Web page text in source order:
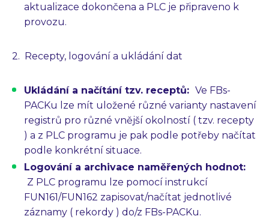
aktualizace dokončena a PLC je připraveno k
provozu.
2. Recepty, logování a ukládání dat
Ukládání a načítání tzv. receptů: Ve FBs-
PACKu lze mít uložené různé varianty nastavení
registrů pro různé vnější okolností ( tzv. recepty
) a z PLC programu je pak podle potřeby načítat
podle konkrétní situace.
Logování a archivace naměřených hodnot:
Z PLC programu lze pomocí instrukcí
FUN161/FUN162 zapisovat/načítat jednotlivé
záznamy ( rekordy ) do/z FBs-PACKu.